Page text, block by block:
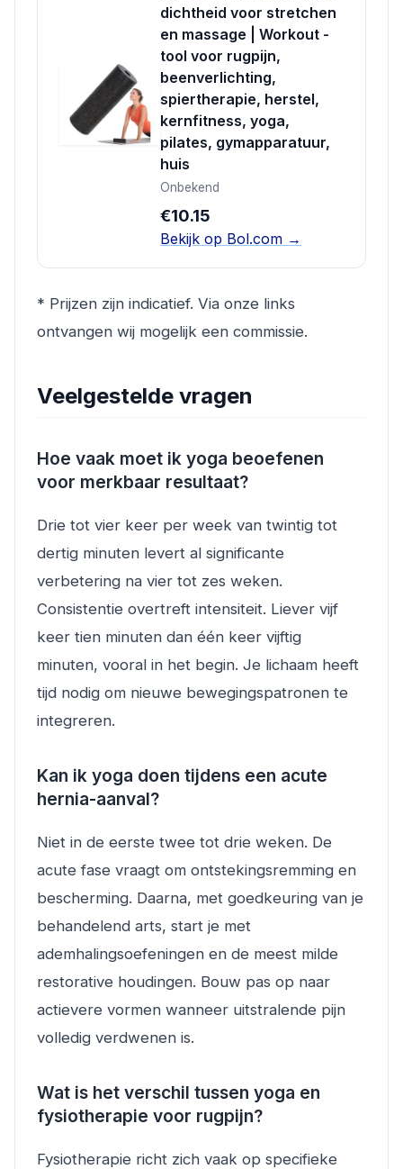
dichtheid voor stretchen
en massage | Workout -
tool voor rugpijn,
beenverlichting,
spiertherapie, herstel,
kernfitness, yoga,
pilates, gymapparatuur,
huis
Onbekend
€10.15
Bekijk op Bol.com →
* Prijzen zijn indicatief. Via onze links
ontvangen wij mogelijk een commissie.
Veelgestelde vragen
Hoe vaak moet ik yoga beoefenen
voor merkbaar resultaat?
Drie tot vier keer per week van twintig tot
dertig minuten levert al significante
verbetering na vier tot zes weken.
Consistentie overtreft intensiteit. Liever vijf
keer tien minuten dan één keer vijftig
minuten, vooral in het begin. Je lichaam heeft
tijd nodig om nieuwe bewegingspatronen te
integreren.
Kan ik yoga doen tijdens een acute
hernia-aanval?
Niet in de eerste twee tot drie weken. De
acute fase vraagt om ontstekingsremming en
bescherming. Daarna, met goedkeuring van je
behandelend arts, start je met
ademhalingsoefeningen en de meest milde
restorative houdingen. Bouw pas op naar
actievere vormen wanneer uitstralende pijn
volledig verdwenen is.
Wat is het verschil tussen yoga en
fysiotherapie voor rugpijn?
Fysiotherapie richt zich vaak op specifieke